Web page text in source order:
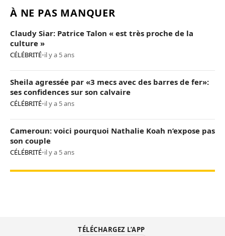
À NE PAS MANQUER
Claudy Siar: Patrice Talon « est très proche de la
culture »
CÉLÉBRITÉ•il y a 5 ans
Sheila agressée par «3 mecs avec des barres de fer»:
ses confidences sur son calvaire
CÉLÉBRITÉ•il y a 5 ans
Cameroun: voici pourquoi Nathalie Koah n’expose pas
son couple
CÉLÉBRITÉ•il y a 5 ans
TÉLÉCHARGEZ L’APP